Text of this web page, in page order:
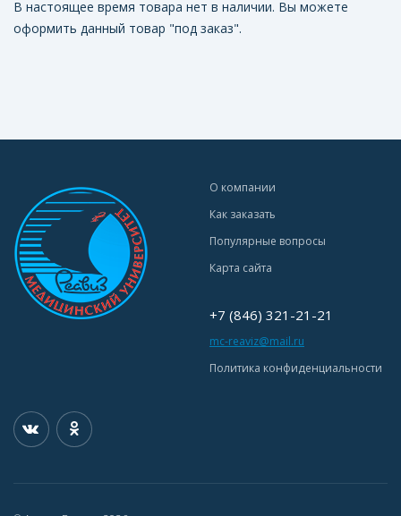
В настоящее время товара нет в наличии. Вы можете
оформить данный товар "под заказ".
О компании
Как заказать
Популярные вопросы
Карта сайта
+7 (846) 321-21-21
mc-reaviz@mail.ru
Политика конфиденциальности